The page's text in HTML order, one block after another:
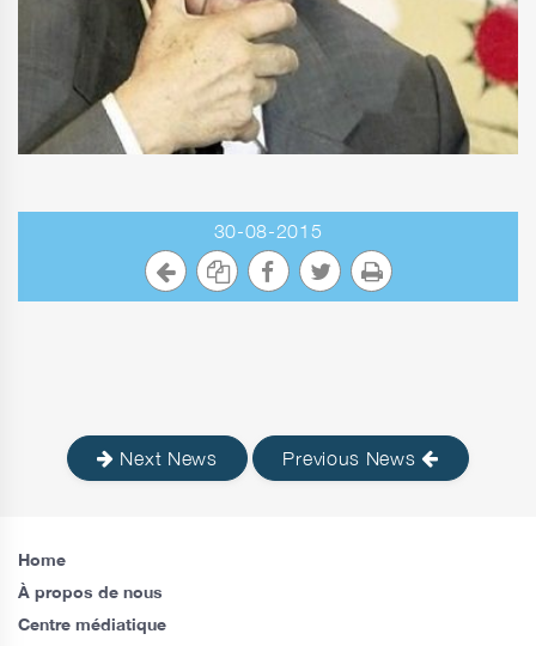
30-08-2015
Next News Previous News
Home
À propos de nous
Centre médiatique